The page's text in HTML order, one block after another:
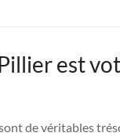
est
de véritables